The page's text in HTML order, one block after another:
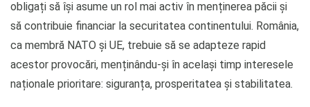
obligați să își asume un rol mai activ în menținerea păcii și
să contribuie financiar la securitatea continentului. România,
ca membră NATO și UE, trebuie să se adapteze rapid
acestor provocări, menținându-și în același timp interesele
naționale prioritare: siguranța, prosperitatea și stabilitatea.